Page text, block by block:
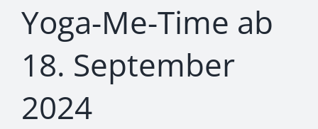
Yoga-Me-Time ab
18. September
2024